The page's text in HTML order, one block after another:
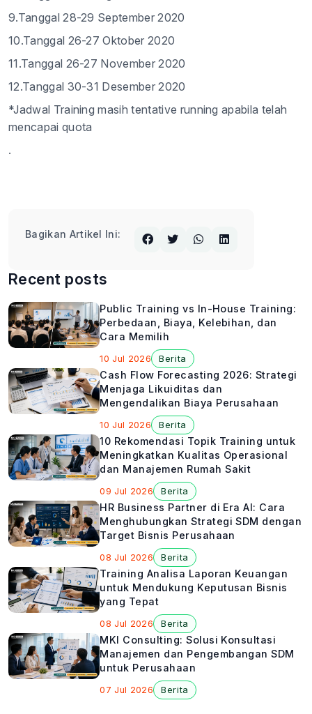
9.Tanggal 28-29 September 2020
10.Tanggal 26-27 Oktober 2020
11.Tanggal 26-27 November 2020
12.Tanggal 30-31 Desember 2020
*Jadwal Training masih tentative running apabila telah
mencapai quota
.
Bagikan Artikel Ini:
Recent posts
Public Training vs In-House Training:
Perbedaan, Biaya, Kelebihan, dan
Cara Memilih
10 Jul 2026 Berita
Cash Flow Forecasting 2026: Strategi
Menjaga Likuiditas dan
Mengendalikan Biaya Perusahaan
10 Jul 2026 Berita
10 Rekomendasi Topik Training untuk
Meningkatkan Kualitas Operasional
dan Manajemen Rumah Sakit
09 Jul 2026 Berita
HR Business Partner di Era AI: Cara
Menghubungkan Strategi SDM dengan
Target Bisnis Perusahaan
08 Jul 2026 Berita
Training Analisa Laporan Keuangan
untuk Mendukung Keputusan Bisnis
yang Tepat
08 Jul 2026 Berita
MKI Consulting: Solusi Konsultasi
Manajemen dan Pengembangan SDM
untuk Perusahaan
07 Jul 2026 Berita